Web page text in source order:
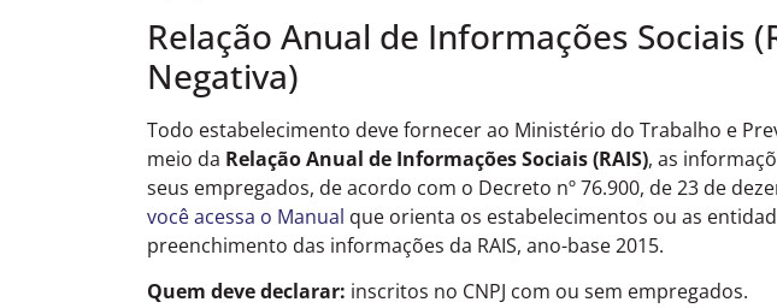
Relação Anual de Informações Sociais
Negativa)
Todo estabelecimento deve fornecer ao Ministério do Trabalho e
meio da Relação Anual de Informações Sociais (RAIS), as
seus empregados, de acordo com o Decreto nº 76.900, de 23 de
você acessa o Manual que orienta os estabelecimentos ou as
preenchimento das informações da RAIS, ano-base 2015.
Quem deve declarar: inscritos no CNPJ com ou sem empregados.